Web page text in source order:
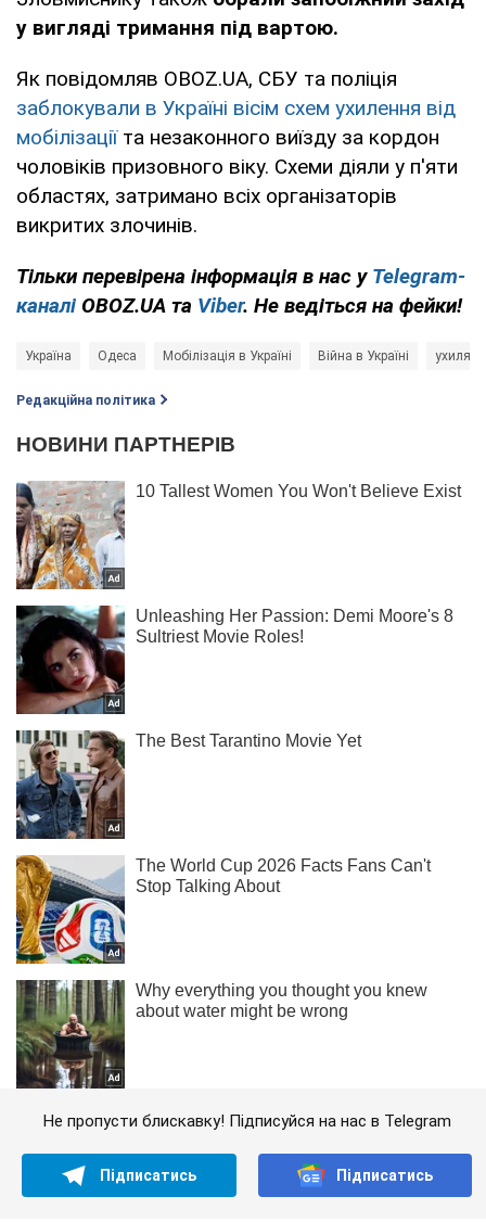
у вигляді тримання під вартою.
Як повідомляв OBOZ.UA, СБУ та поліція
заблокували в Україні вісім схем ухилення від
мобілізаціїта незаконного виїзду за кордон
чоловіків призовного віку. Схеми діяли у п'яти
областях, затримано всіх організаторів
викритих злочинів.
Тільки перевірена інформація в нас у Telegram-
каналі OBOZ.UA та Viber. Не ведіться на фейки!
Україна Одеса Мобілізація в Україні Війна в Україні
Редакційна політика
Не пропусти блискавку! Підписуйся на нас в Telegram
Підписатись Підписатись